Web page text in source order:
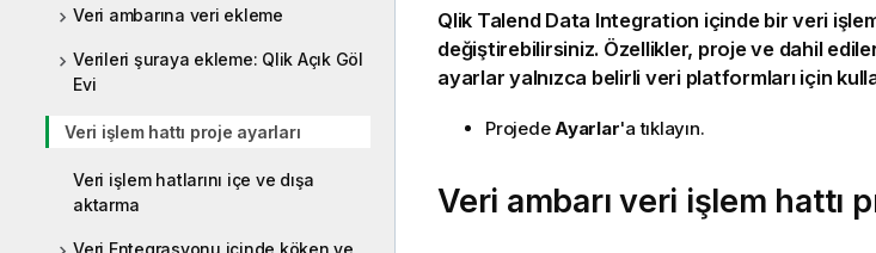
Veri ambarına veri ekleme
Verileri şuraya ekleme: Qlik Açık Göl
Evi
Veri işlem hattı proje ayarları
Veri işlem hatlarını içe ve dışa
aktarma
Veri Entegrasyonu içinde köken ve
Qlik Talend Data Integration içinde bir veri
değiştirebilirsiniz. Özellikler, proje ve dahil
ayarlar yalnızca belirli veri platformları için
ProjedeAyarlar'a tıklayın.
Veri ambarı veri işlem hattı